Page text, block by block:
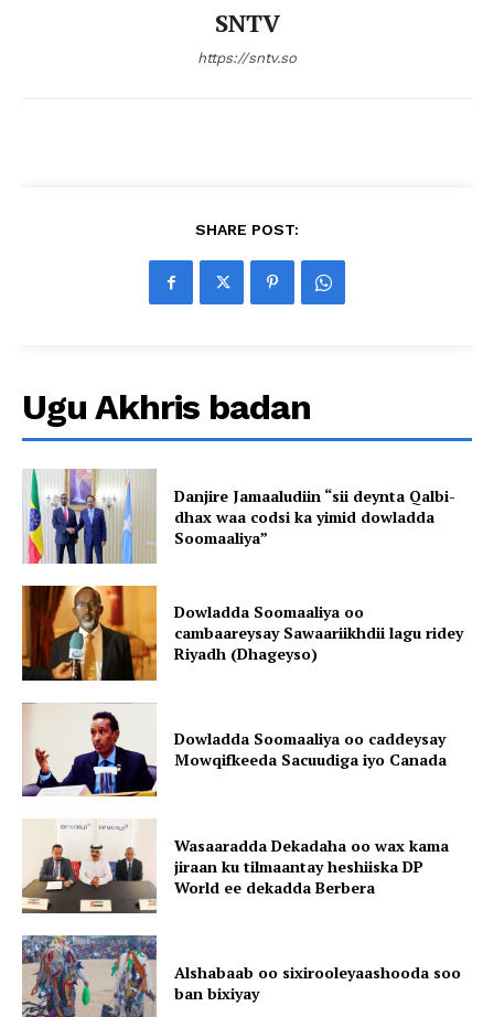
SNTV
https://sntv.so
SHARE POST:
Ugu Akhris badan
Danjire Jamaaludiin “sii deynta Qalbi-
dhax waa codsi ka yimid dowladda
Soomaaliya”
Dowladda Soomaaliya oo
cambaareysay Sawaariikhdii lagu ridey
Riyadh (Dhageyso)
Dowladda Soomaaliya oo caddeysay
Mowqifkeeda Sacuudiga iyo Canada
Wasaaradda Dekadaha oo wax kama
jiraan ku tilmaantay heshiiska DP
World ee dekadda Berbera
Alshabaab oo sixirooleyaashooda soo
ban bixiyay